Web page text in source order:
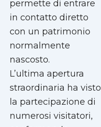
permette di entrare
in contatto diretto
con un patrimonio
normalmente
nascosto.
L’ultima apertura
straordinaria ha visto
la partecipazione di
numerosi visitatori,